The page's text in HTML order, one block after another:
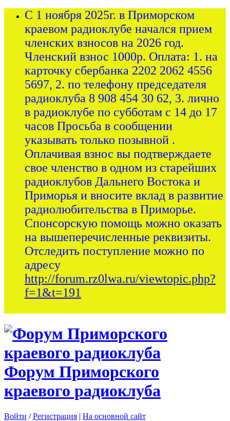
С 1 ноября 2025г. в Приморском
краевом радиоклубе начался прием
членских взносов на 2026 год.
Членский взнос 1000р. Оплата: 1. на
карточку сбербанка 2202 2062 4556
5697, 2. по телефону председателя
радиоклуба 8 908 454 30 62, 3. лично
в радиоклубе по субботам с 14 до 17
часов Просьба в сообщении
указывать только позывной .
Оплачивая взнос вы подтверждаете
свое членство в одном из старейших
радиоклубов Дальнего Востока и
Приморья и вносите вклад в развитие
радиолюбительства в Приморье.
Спонсорскую помощь можно оказать
на вышеперечисленные реквизиты.
Отследить поступление можно по
адресу
http://forum.rz0lwa.ru/viewtopic.php?
f=1&t=191
Форум Приморского
краевого радиоклуба
Войти /Регистрация | На основной сайт